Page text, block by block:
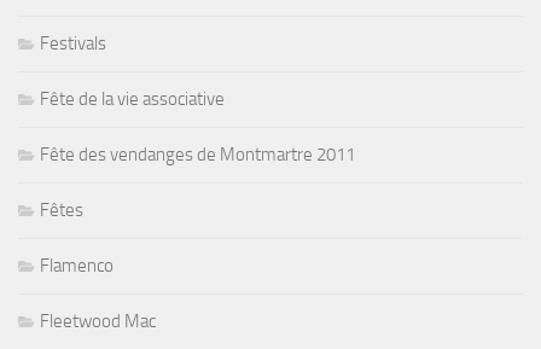
Festivals
Fête de la vie associative
Fête des vendanges de Montmartre 2011
Fêtes
Flamenco
Fleetwood Mac